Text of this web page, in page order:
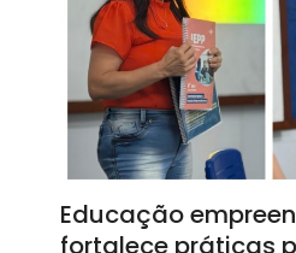
Educação
fortalece práticas